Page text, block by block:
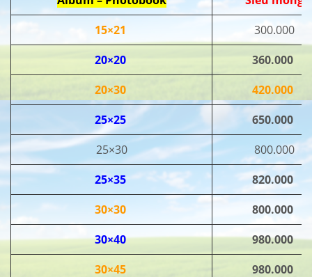
15×21
300.000
20×20
360.000
20×30
420.000
25×25
650.000
25×30
800.000
25×35
820.000
30×30
800.000
30×40
980.000
30×45
980.000